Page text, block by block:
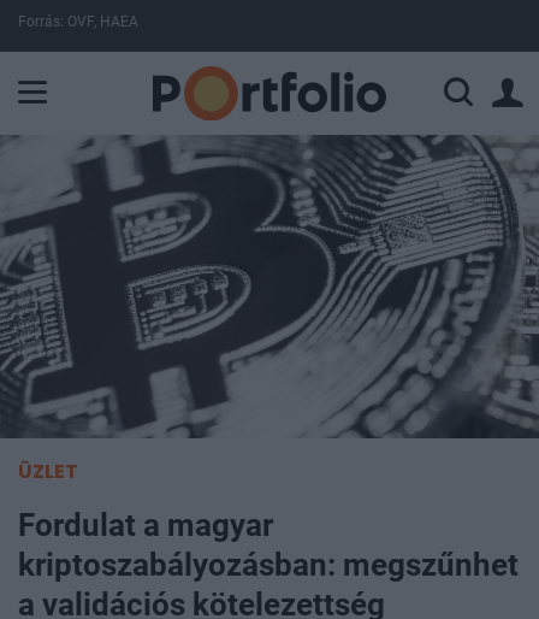
Forrás: OVF, HAEA
ÜZLET
Fordulat a magyar
kriptoszabályozásban: megszűnhet
a validációs kötelezettség